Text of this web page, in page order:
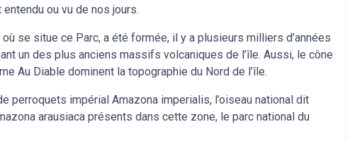
ou vu de nos jours.
se situe ce Parc, a été formée, il y a plusieurs milliers d’années
un des plus anciens massifs volcaniques de l’île. Aussi, le cône
Au Diable dominent la topographie du Nord de l’île.
perroquets impérial Amazona imperialis, l’oiseau national dit
arausiaca présents dans cette zone, le parc national du